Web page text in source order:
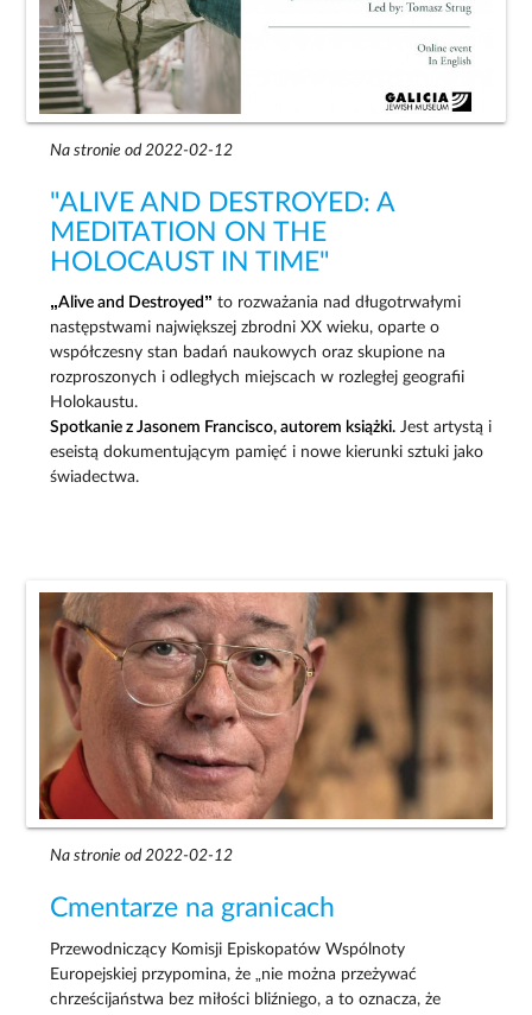
Na stronie od 2022-02-12
"ALIVE AND DESTROYED: A
MEDITATION ON THE
HOLOCAUST IN TIME"
„Alive and Destroyed” to rozważania nad długotrwałymi
następstwami największej zbrodni XX wieku, oparte o
współczesny stan badań naukowych oraz skupione na
rozproszonych i odległych miejscach w rozległej geografii
Holokaustu.
Spotkanie z Jasonem Francisco, autorem książki. Jest artystą i
eseistą dokumentującym pamięć i nowe kierunki sztuki jako
świadectwa.
Na stronie od 2022-02-12
Cmentarze na granicach
Przewodniczący Komisji Episkopatów Wspólnoty
Europejskiej przypomina, że „nie można przeżywać
chrześcijaństwa bez miłości bliźniego, a to oznacza, że